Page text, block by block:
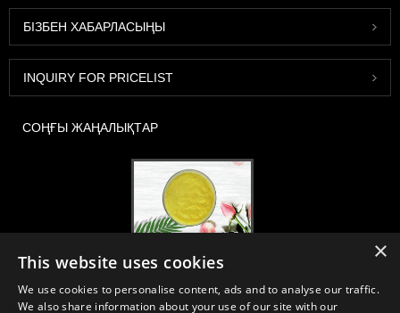
БІЗБЕН ХАБАРЛАСЫҢЫ
INQUIRY FOR PRICELIST
СОҢҒЫ ЖАҢАЛЫҚТАР
Біз Қытай, Жапония және Кореяда орналасқан, көптеген жылдық
×
This website uses cookies
We use cookies to personalise content, ads and to analyse our traffic.
We also share information about your use of our site with our